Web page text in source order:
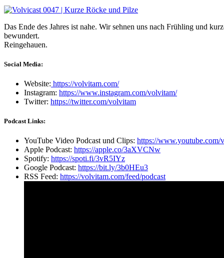
Das Ende des Jahres ist nahe. Wir sehnen uns nach Frühling und
bewundert.
Reingehauen.
Social Media:
Website: https://volvitam.com/
Instagram: https://www.instagram.com/volvitam/
Twitter: https://twitter.com/volvitam
Podcast Links:
YouTube Video Podcast und Clips: https://www.youtube.com/
Apple Podcast: https://apple.co/3aXVCNw
Spotify: https://spoti.fi/3vR5IYz
Google Podcast: https://bit.ly/3b0HEu3
RSS Feed: https://volvitam.com/feed/podcast